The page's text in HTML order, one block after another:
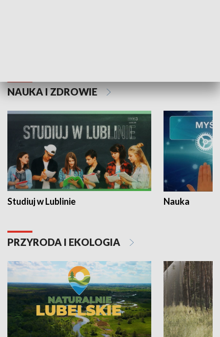
NAUKA I ZDROWIE
Studiuj w Lublinie Nauka
PRZYRODA I EKOLOGIA